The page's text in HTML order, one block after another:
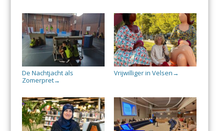
De Nachtjacht als
Zomerpret→
Vrijwilliger in Velsen →